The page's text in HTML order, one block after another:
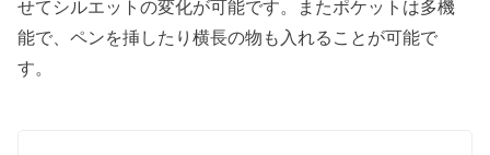
せてシルエットの変化が可能です。またポケットは多機
能で、ペンを挿したり横長の物も入れることが可能で
す。